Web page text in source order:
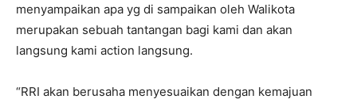
menyampaikan apa yg di sampaikan oleh Walikota
merupakan sebuah tantangan bagi kami dan akan
langsung kami action langsung.
“RRI akan berusaha menyesuaikan dengan kemajuan